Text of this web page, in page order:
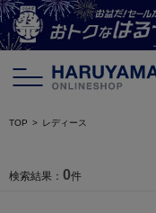
TOP レディース
検索結果： 0件